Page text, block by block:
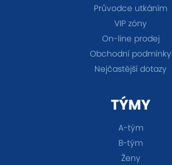
Průvodce utkáním
VIP zóny
On-line prodej
Obchodní podmínky
Nejčastější dotazy
TÝMY
A-tým
B-tým
Ženy